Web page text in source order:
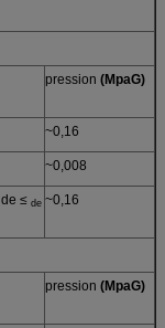
pression (MpaG)
~0,16
~0,008
de ≤ de ~0,16
pression (MpaG)